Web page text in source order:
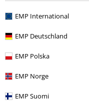
EMP International
EMP Deutschland
EMP Polska
EMP Norge
EMP Suomi